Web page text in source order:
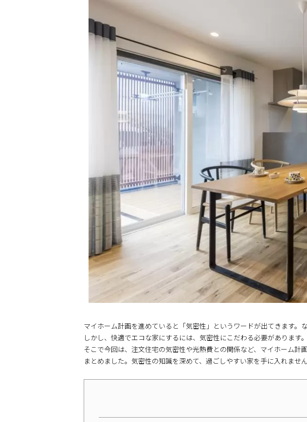
マイホーム計画を進めていると「気密性」というワードが出てきます。
しかし、快適でエコな家にするには、気密性にこだわる必要があります。
そこで今回は、注文住宅の気密性や光熱費との関係など、マイホーム
まとめました。気密性の知識を深めて、過ごしやすい家を手に入れません